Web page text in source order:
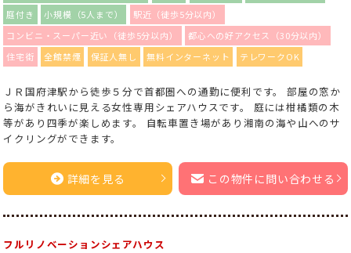
庭付き
小規模（5人まで）
駅近（徒歩5分以内）
コンビニ・スーパー近い（徒歩5分以内）
都心への好アクセス（30分以内）
住宅街
全館禁煙 保証人無し 無料インターネット テレワークOK
ＪＲ国府津駅から徒歩５分で首都圏への通勤に便利です。 部屋の窓か
ら海がきれいに見える女性専用シェアハウスです。 庭には柑橘類の木
等があり四季が楽しめます。 自転車置き場があり湘南の海や山へのサ
イクリングができます。
詳細を見る この物件に問い合わせる
フルリノベーションシェアハウス